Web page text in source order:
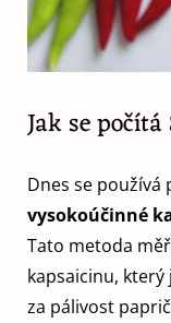
Jak se
Dnes se
vysokoúčinné
Tato metoda
kapsaicinu,
za pálivost